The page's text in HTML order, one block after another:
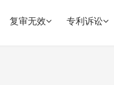
复审无效 专利诉讼